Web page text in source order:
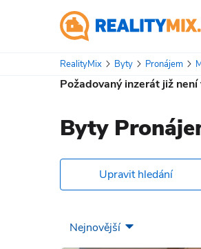
RealityMix Byty Pronájem
Požadovaný inzerát již
Byty
Upravit hledání